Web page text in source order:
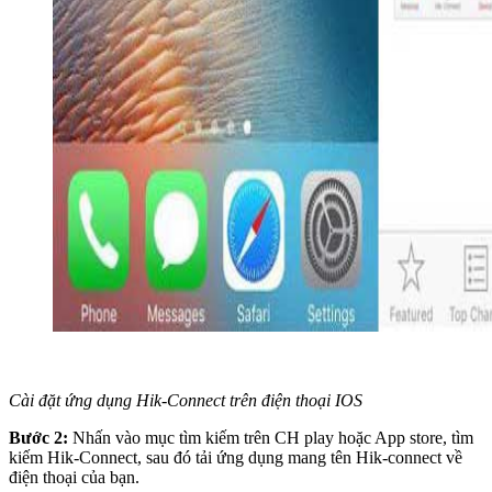
Cài đặt ứng dụng Hik-Connect trên điện thoại IOS
Bước 2: Nhấn vào mục tìm kiếm trên CH play hoặc App store, tìm
kiếm Hik-Connect, sau đó tải ứng dụng mang tên Hik-connect về
điện thoại của bạn.